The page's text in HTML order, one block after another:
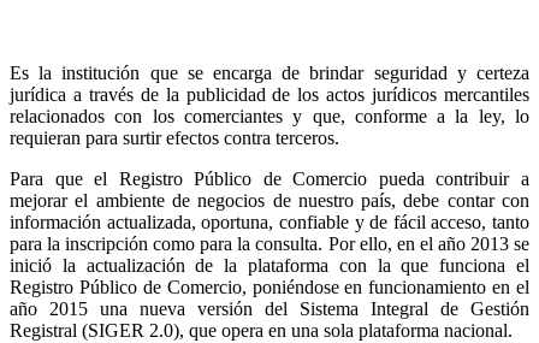
Es la institución que se encarga de brindar seguridad y certeza
jurídica a través de la publicidad de los actos jurídicos mercantiles
relacionados con los comerciantes y que, conforme a la ley, lo
requieran para surtir efectos contra terceros.
Para que el Registro Público de Comercio pueda contribuir a
mejorar el ambiente de negocios de nuestro país, debe contar con
información actualizada, oportuna, confiable y de fácil acceso, tanto
para la inscripción como para la consulta. Por ello, en el año 2013 se
inició la actualización de la plataforma con la que funciona el
Registro Público de Comercio, poniéndose en funcionamiento en el
año 2015 una nueva versión del Sistema Integral de Gestión
Registral (SIGER 2.0), que opera en una sola plataforma nacional.